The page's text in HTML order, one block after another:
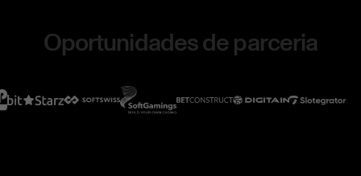
Oportunidades de parceria